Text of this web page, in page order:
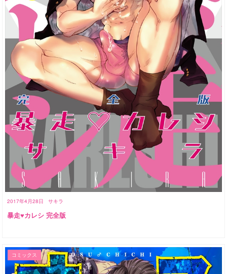
2017年4月28日 サキラ
暴走♥カレシ 完全版
コミックス